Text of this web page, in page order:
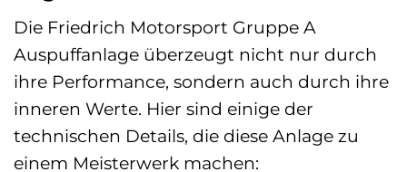
Die Friedrich Motorsport Gruppe A
Auspuffanlage überzeugt nicht nur durch
ihre Performance, sondern auch durch ihre
inneren Werte. Hier sind einige der
technischen Details, die diese Anlage zu
einem Meisterwerk machen: